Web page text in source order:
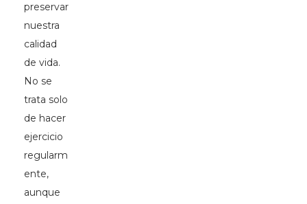
preservar
nuestra
calidad
de vida.
No se
trata solo
de hacer
ejercicio
regularm
ente,
aunque